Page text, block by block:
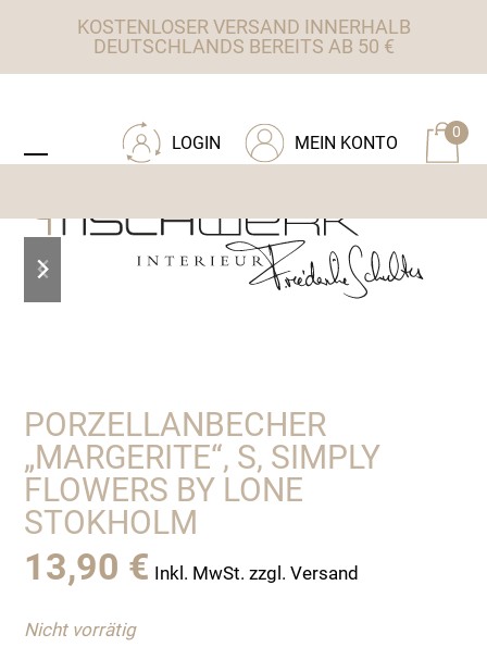
KOSTENLOSER VERSAND INNERHALB
DEUTSCHLANDS BEREITS AB 50 €
0
MEIN KONTO
LOGIN
mobile
mobile
slide
slide
PORZELLANBECHER
„MARGERITE“, S, SIMPLY
FLOWERS BY LONE
STOKHOLM
13,90 € Inkl. MwSt. zzgl. Versand
Nicht vorrätig